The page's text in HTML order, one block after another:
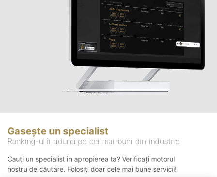
Gasește un specialist
Ranking-ul îi adună pe cei mai buni din industrie
Cauți un specialist in apropierea ta? Verificați motorul
nostru de căutare. Folosiți doar cele mai bune servicii!